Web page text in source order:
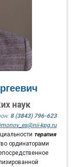
наук
8 (3843) 796-623
kpg.ru
терапия
ординаторами